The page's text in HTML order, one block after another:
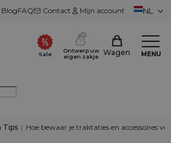
FAQ Contact Mijn account NL
Sale
Ontwerp uw
eigen zakje
Wagen MENU
Tips | Hoe bewaar je traktaties en accessoires